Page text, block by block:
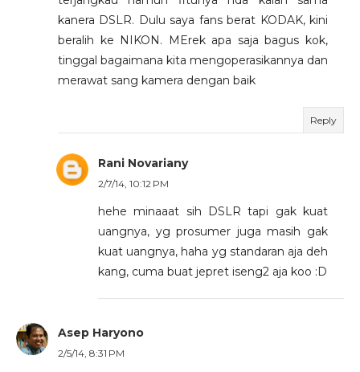
kanera DSLR. Dulu saya fans berat KODAK, kini
beralih ke NIKON. MErek apa saja bagus kok,
tinggal bagaimana kita mengoperasikannya dan
merawat sang kamera dengan baik
Reply
Rani Novariany
2/7/14, 10:12 PM
hehe minaaat sih DSLR tapi gak kuat
uangnya, yg prosumer juga masih gak
kuat uangnya, haha yg standaran aja deh
kang, cuma buat jepret iseng2 aja koo :D
Asep Haryono
2/5/14, 8:31 PM